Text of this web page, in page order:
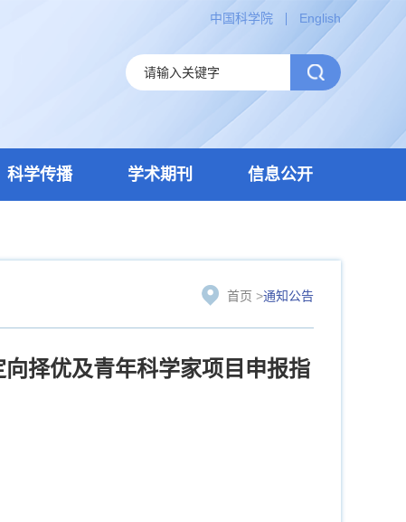
中国科学院 English
科学传播 学术期刊 信息公开
首页 >通知公告
择优及青年科学家项目申报指